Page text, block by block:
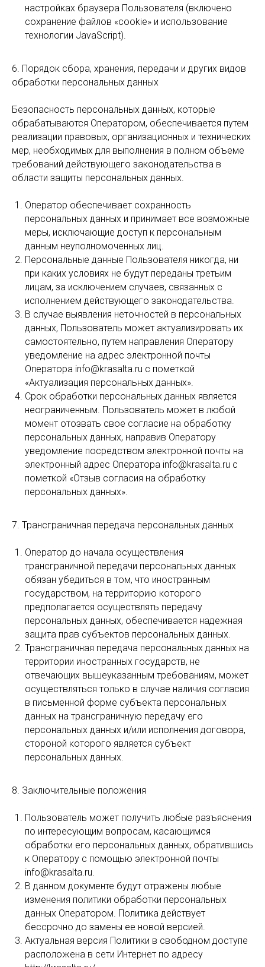
настройках браузера Пользователя (включено
сохранение файлов «cookie» и использование
технологии JavaScript).
6. Порядок сбора, хранения, передачи и других видов
обработки персональных данных
Безопасность персональных данных, которые
обрабатываются Оператором, обеспечивается путем
реализации правовых, организационных и технических
мер, необходимых для выполнения в полном объеме
требований действующего законодательства в
области защиты персональных данных.
Оператор обеспечивает сохранность
персональных данных и принимает все возможные
меры, исключающие доступ к персональным
данным неуполномоченных лиц.
Персональные данные Пользователя никогда, ни
при каких условиях не будут переданы третьим
лицам, за исключением случаев, связанных с
исполнением действующего законодательства.
В случае выявления неточностей в персональных
данных, Пользователь может актуализировать их
самостоятельно, путем направления Оператору
уведомление на адрес электронной почты
Оператора info@krasalta.ru с пометкой
«Актуализация персональных данных».
Срок обработки персональных данных является
неограниченным. Пользователь может в любой
момент отозвать свое согласие на обработку
персональных данных, направив Оператору
уведомление посредством электронной почты на
электронный адрес Оператора info@krasalta.ru с
пометкой «Отзыв согласия на обработку
персональных данных».
7. Трансграничная передача персональных данных
Оператор до начала осуществления
трансграничной передачи персональных данных
обязан убедиться в том, что иностранным
государством, на территорию которого
предполагается осуществлять передачу
персональных данных, обеспечивается надежная
защита прав субъектов персональных данных.
Трансграничная передача персональных данных на
территории иностранных государств, не
отвечающих вышеуказанным требованиям, может
осуществляться только в случае наличия согласия
в письменной форме субъекта персональных
данных на трансграничную передачу его
персональных данных и/или исполнения договора,
стороной которого является субъект
персональных данных.
8. Заключительные положения
Пользователь может получить любые разъяснения
по интересующим вопросам, касающимся
обработки его персональных данных, обратившись
к Оператору с помощью электронной почты
info@krasalta.ru.
В данном документе будут отражены любые
изменения политики обработки персональных
данных Оператором. Политика действует
бессрочно до замены ее новой версией.
Актуальная версия Политики в свободном доступе
расположена в сети Интернет по адресу